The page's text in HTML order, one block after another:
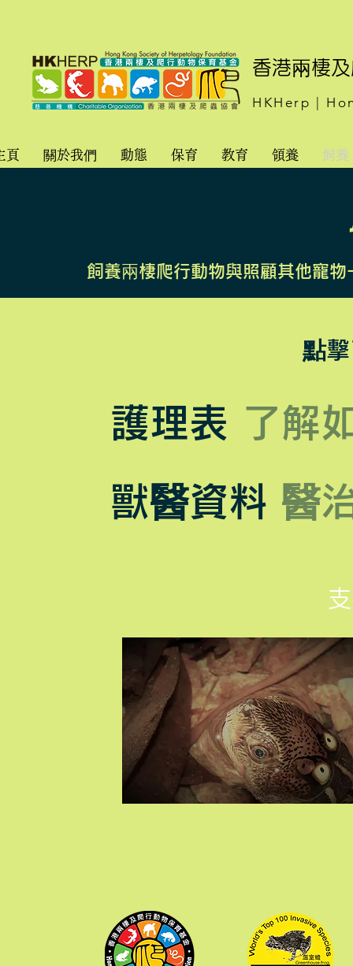
香港兩棲
HKHerp |
頁 關於我們 動態 保育 教育 領養 飼養
飼養兩棲爬行動物與照顧其他寵
點
護理表 了解
獸醫資料 醫